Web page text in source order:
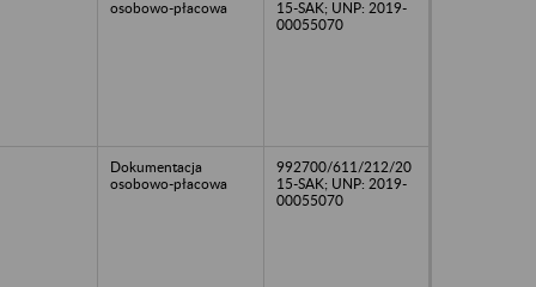
osobowo-płacowa
15-SAK; UNP: 2019-
00055070
Dokumentacja
osobowo-płacowa
992700/611/212/20
15-SAK; UNP: 2019-
00055070